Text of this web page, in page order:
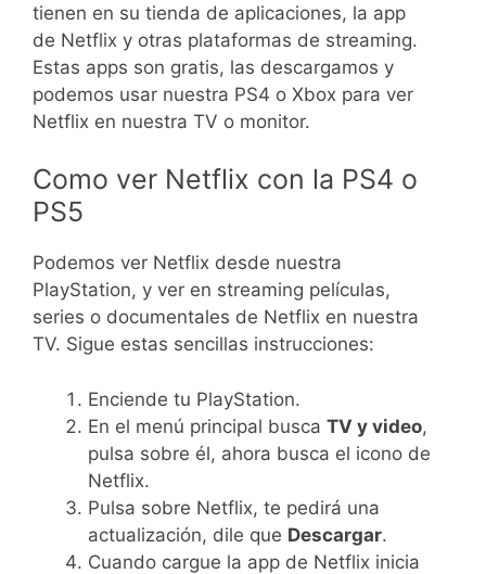
tienen en su tienda de aplicaciones, la app
de Netflix y otras plataformas de streaming.
Estas apps son gratis, las descargamos y
podemos usar nuestra PS4 o Xbox para ver
Netflix en nuestra TV o monitor.
Como ver Netflix con la PS4 o
PS5
Podemos ver Netflix desde nuestra
PlayStation, y ver en streaming películas,
series o documentales de Netflix en nuestra
TV. Sigue estas sencillas instrucciones:
Enciende tu PlayStation.
En el menú principal busca TV y video,
pulsa sobre él, ahora busca el icono de
Netflix.
Pulsa sobre Netflix, te pedirá una
actualización, dile que Descargar.
Cuando cargue la app de Netflix inicia